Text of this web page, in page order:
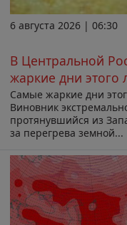
6 августа 2026 | 06:30
В Центральной
жаркие дни этого
Самые жаркие дни
Виновник
протянувшийся из
за перегрева земной...